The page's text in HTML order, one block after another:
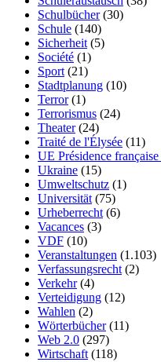
Schulbücher(30)
Schule (140)
Sicherheit (5)
Société (1)
Sport (21)
Stadtplanung (10)
Terror(1)
Terrorismus (24)
Theater(24)
Traité de l'Élysée (11)
UE Présidence
Ukraine (15)
Umweltschutz (1)
Universität (75)
Urheberrecht (6)
Vacances (3)
VDF (10)
Veranstaltungen (1.103)
Verfassungsrecht (2)
Verkehr(4)
Verteidigung (12)
Wahlen (2)
Wörterbücher(11)
Web 2.0 (297)
Wirtschaft (118)